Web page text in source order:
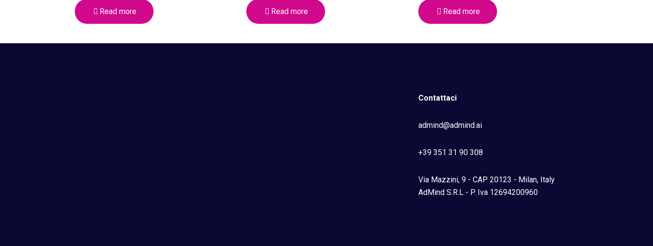
Read more Read more Read more
Contattaci
admind@admind.ai
+39 351 31 90 308
Via Mazzini, 9 - CAP 20123 - Milan, Italy
AdMind S.R.L - P. Iva 12694200960